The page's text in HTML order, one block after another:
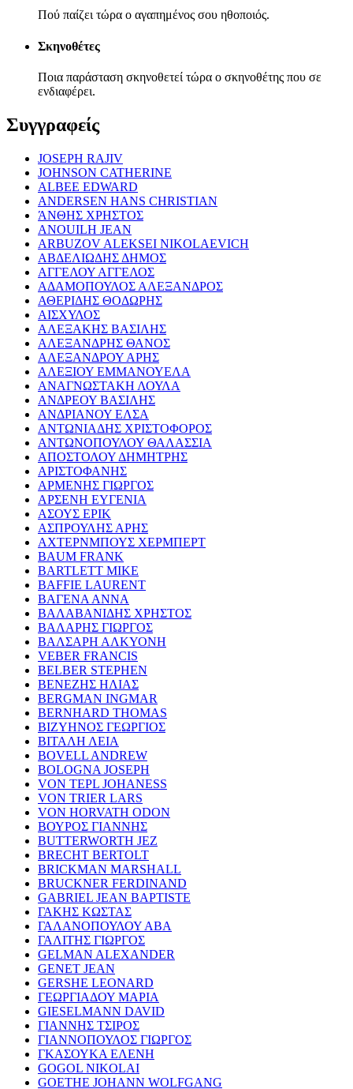
Πού παίζει τώρα ο αγαπημένος σου ηθοποιός.
Σκηνοθέτες
Ποια παράσταση σκηνοθετεί τώρα ο σκηνοθέτης που σε
ενδιαφέρει.
Συγγραφείς
JOSEPH RAJIV
JOHNSON CATHERINE
ALBEE EDWARD
ANDERSEN HANS CHRISTIAN
ΆΝΘΗΣ ΧΡΗΣΤΟΣ
ANOUILH JEAN
ARBUZOV ALEKSEI NIKOLAEVICH
ΑΒΔΕΛΙΩΔΗΣ ΔΗΜΟΣ
ΑΓΓΕΛΟΥ ΑΓΓΕΛΟΣ
ΑΔΑΜΟΠΟΥΛΟΣ ΑΛΕΞΑΝΔΡΟΣ
ΑΘΕΡΙΔΗΣ ΘΟΔΩΡΗΣ
ΑΙΣΧΥΛΟΣ
ΑΛΕΞΑΚΗΣ ΒΑΣΙΛΗΣ
ΑΛΕΞΑΝΔΡΗΣ ΘΑΝΟΣ
ΑΛΕΞΑΝΔΡΟΥ ΑΡΗΣ
ΑΛΕΞΙΟΥ ΕΜΜΑΝΟΥΕΛΑ
ΑΝΑΓΝΩΣΤΑΚΗ ΛΟΥΛΑ
ΑΝΔΡΕΟΥ ΒΑΣΙΛΗΣ
ΑΝΔΡΙΑΝΟΥ ΕΛΣΑ
ΑΝΤΩΝΙΑΔΗΣ ΧΡΙΣΤΟΦΟΡΟΣ
ΑΝΤΩΝΟΠΟΥΛΟΥ ΘΑΛΑΣΣΙΑ
ΑΠΟΣΤΟΛΟΥ ΔΗΜΗΤΡΗΣ
ΑΡΙΣΤΟΦΑΝΗΣ
ΑΡΜΕΝΗΣ ΓΙΩΡΓΟΣ
ΑΡΣΕΝΗ ΕΥΓΕΝΙΑ
ΑΣΟΥΣ ΕΡΙΚ
ΑΣΠΡΟΥΛΗΣ ΑΡΗΣ
ΑΧΤΕΡΝΜΠΟΥΣ ΧΕΡΜΠΕΡΤ
BAUM FRANK
BARTLETT MIKE
BAFFIE LAURENT
ΒΑΓΕΝΑ ΑΝΝΑ
ΒΑΛΑΒΑΝΙΔΗΣ ΧΡΗΣΤΟΣ
ΒΑΛΑΡΗΣ ΓΙΩΡΓΟΣ
ΒΑΛΣΑΡΗ ΑΛΚΥΟΝΗ
VEBER FRANCIS
BELBER STEPHEN
ΒΕΝΕΖΗΣ ΗΛΙΑΣ
BERGMAN INGMAR
BERNHARD THOMAS
ΒΙΖΥΗΝΟΣ ΓΕΩΡΓΙΟΣ
ΒΙΤΑΛΗ ΛΕΙΑ
BOVELL ANDREW
BOLOGNA JOSEPH
VON TEPL JOHANESS
VON TRIER LARS
VON HORVATH ODON
ΒΟΥΡΟΣ ΓΙΑΝΝΗΣ
BUTTERWORTH JEZ
BRECHT BERTOLT
BRICKMAN MARSHALL
BRUCKNER FERDINAND
GABRIEL JEAN BAPTISTE
ΓΑΚΗΣ ΚΩΣΤΑΣ
ΓΑΛΑΝΟΠΟΥΛΟΥ ΑΒΑ
ΓΑΛΙΤΗΣ ΓΙΩΡΓΟΣ
GELMAN ALEXANDER
GENET JEAN
GERSHE LEONARD
ΓΕΩΡΓΙΑΔΟΥ ΜΑΡΙΑ
GIESELMANN DAVID
ΓΙΑΝΝΗΣ ΤΣΙΡΟΣ
ΓΙΑΝΝΟΠΟΥΛΟΣ ΓΙΩΡΓΟΣ
ΓΚΑΣΟΥΚΑ ΕΛΕΝΗ
GOGOL NIKOLAI
GOETHE JOHANN WOLFGANG